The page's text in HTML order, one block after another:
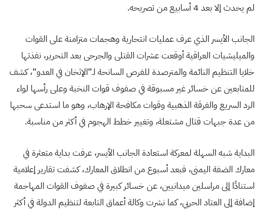
لم يحدث إلا بعد 4 أسابيع من تصريحه.
الجانب الأيسر الذي عرف عمليات انتحارية وهجمات متزامنة على القوات
والميليشيات العراقية أوقعت عشرات القتلى والجرحى بعد التحرير، نفذتها
خلايا التنظيم النائمة والمترصدة للفرص السانحة لـ”الإثخان في العدو”، كشف
للمتابعين عن خسائر غير مسبوقة في صفوف قوات النخبة وعلى رأسها لواء
الرد السريع والفرقة الذهبية وقوات مكافحة الإرهاب، وهو ما استدعى سحبها
من عدة جبهات قتال مشتعلة، وتغيير خطط الهجوم في أكثر من مناسبة.
البداية شبه السهلة لمعركة استعادة الجانب الأيسر، عرفت بداية متعثرة في
معارك الضفة اليمنى، فبعد أسبوع من انطلاق المعارك، كشفت تقارير إعلامية
استنادًا إلى مراسلين ميدانيين، عن خسائر كبيرة في صفوف القوات المهاجمة
إضافة إلى العتاد الحربي، كما نشرت وكالة أعماق التابعة لتنظيم الدولة في أكثر